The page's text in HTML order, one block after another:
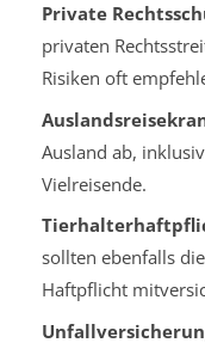
Private
privaten
Risiken oft
Ausland ab,
Vielreisende.
sollten ebenfalls
Haftpflicht